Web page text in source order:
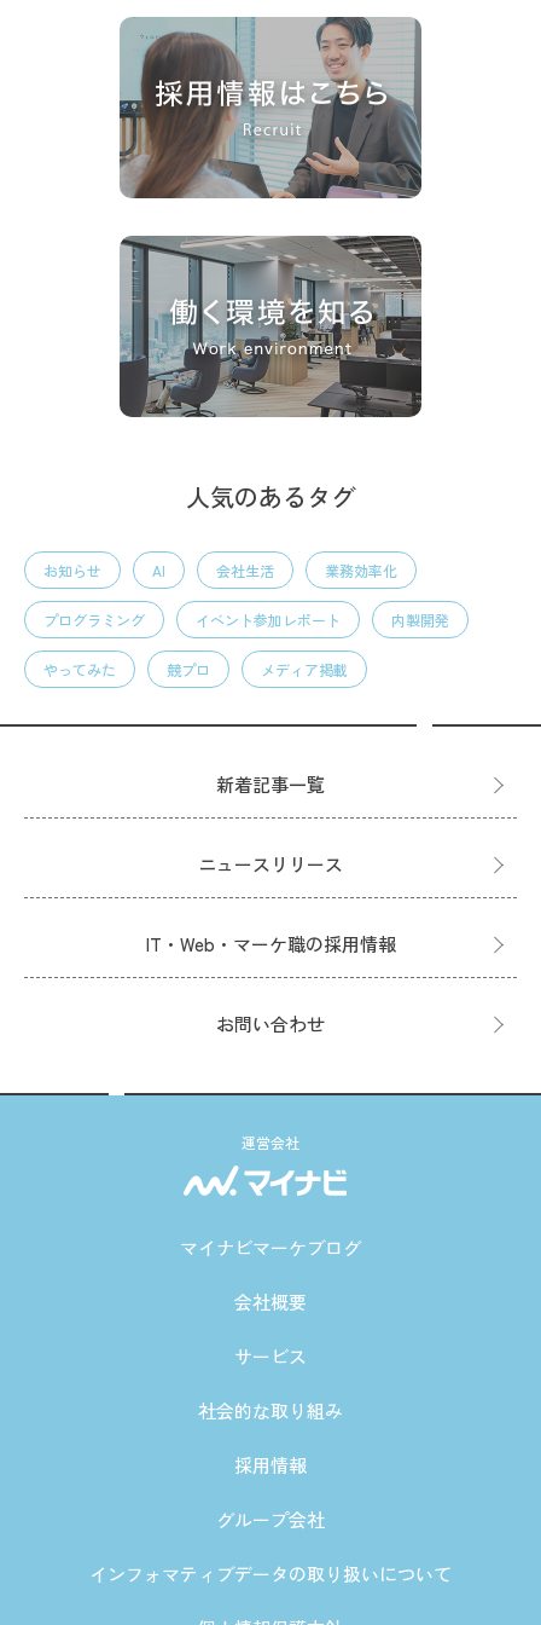
人気のあるタグ
お知らせ AI 会社生活 業務効率化
プログラミング イベント参加レポート 内製開発
やってみた 競プロ メディア掲載
新着記事一覧
ニュースリリース
IT・Web・マーケ職の採用情報
お問い合わせ
運営会社
マイナビマーケブログ
会社概要
サービス
社会的な取り組み
採用情報
グループ会社
インフォマティブデータの取り扱いについて